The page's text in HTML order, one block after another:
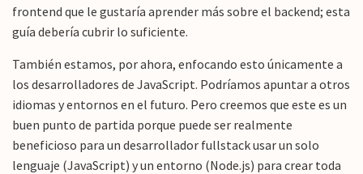
frontend que le gustaría aprender más sobre el backend; esta
guía debería cubrir lo suficiente.
También estamos, por ahora, enfocando esto únicamente a
los desarrolladores de JavaScript. Podríamos apuntar a otros
idiomas y entornos en el futuro. Pero creemos que este es un
buen punto de partida porque puede ser realmente
beneficioso para un desarrollador fullstack usar un solo
lenguaje (JavaScript) y un entorno (Node.js) para crear toda